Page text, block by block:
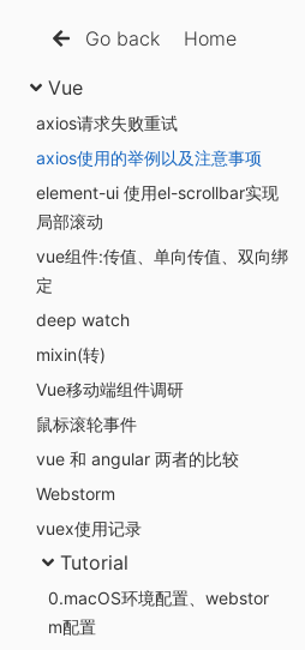
Go back Home
Vue
axios请求失败重试
axios使用的举例以及注意事项
element-ui 使用el-scrollbar实现
局部滚动
vue组件:传值、单向传值、双向绑
定
deep watch
mixin(转)
Vue移动端组件调研
鼠标滚轮事件
vue 和 angular 两者的比较
Webstorm
vuex使用记录
Tutorial
0.macOS环境配置、webstor
m配置